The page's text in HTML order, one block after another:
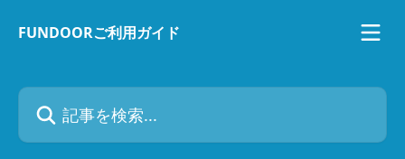
FUNDOORご利用ガイド
記事を検索...